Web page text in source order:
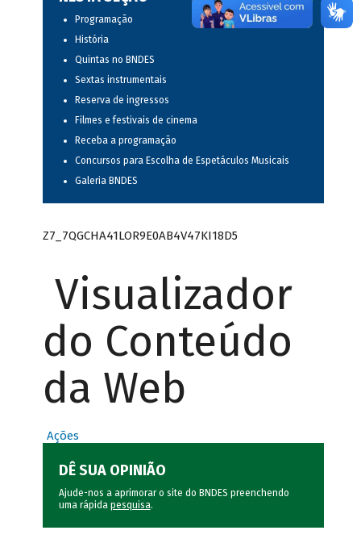
Programação
História
Quintas no BNDES
Sextas instrumentais
Reserva de ingressos
Filmes e festivais de cinema
Receba a programação
Concursos para Escolha de Espetáculos Musicais
Galeria BNDES
Z7_7QGCHA41LOR9E0AB4V47KI18D5
Visualizador
do Conteúdo
da Web
Ações
DÊ SUA OPINIÃO
Ajude-nos a aprimorar o site do BNDES preenchendo
uma rápida pesquisa.